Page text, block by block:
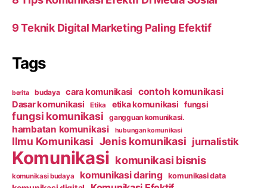
9 Teknik Digital Marketing Paling Efektif
Tags
berita budaya cara komunikasi contoh komunikasi
Dasar komunikasi Etika etika komunikasi fungsi
fungsi komunikasi gangguan komunikasi.
hambatan komunikasi hubungan komunikasi
Ilmu Komunikasi Jenis komunikasi jurnalistik
Komunikasi komunikasi bisnis
komunikasi budaya komunikasi daring komunikasi data